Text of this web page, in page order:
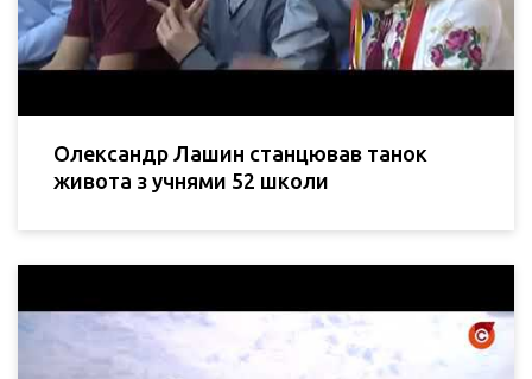
Олександр Лашин станцював танок
живота з учнями 52 школи